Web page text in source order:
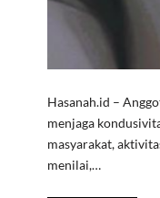
Hasanah.id –
menjaga
masyarakat,
menilai,…